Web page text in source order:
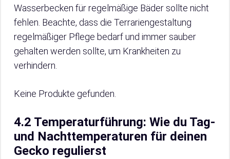
Wasserbecken für regelmäßige Bäder sollte nicht
fehlen. Beachte, dass die Terrariengestaltung
regelmäßiger Pflege bedarf und immer sauber
gehalten werden sollte, um Krankheiten zu
verhindern.
Keine Produkte gefunden.
4.2 Temperaturführung: Wie du Tag-
und Nachttemperaturen für deinen
Gecko regulierst